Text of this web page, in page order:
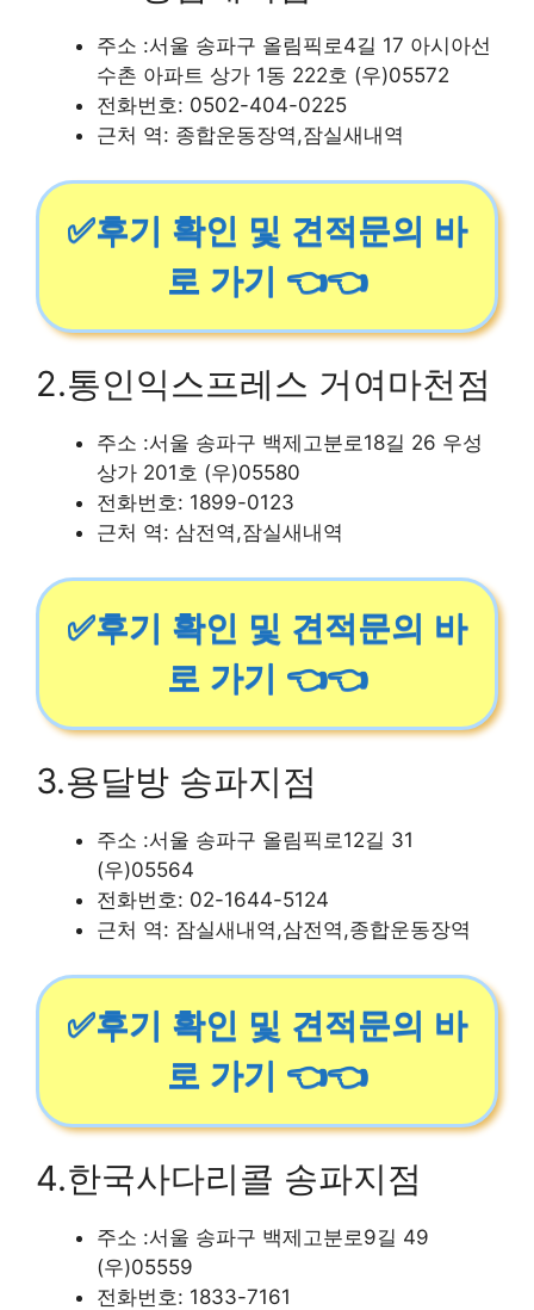
주소 :서울 송파구 올림픽로4길 17 아시아선
수촌 아파트 상가 1동 222호 (우)05572
전화번호: 0502-404-0225
근처 역: 종합운동장역,잠실새내역
✅후기 확인 및 견적문의 바
로 가기 👈👈
2.통인익스프레스 거여마천점
주소 :서울 송파구 백제고분로18길 26 우성
상가 201호 (우)05580
전화번호: 1899-0123
근처 역: 삼전역,잠실새내역
✅후기 확인 및 견적문의 바
로 가기 👈👈
3.용달방 송파지점
주소 :서울 송파구 올림픽로12길 31
(우)05564
전화번호: 02-1644-5124
근처 역: 잠실새내역,삼전역,종합운동장역
✅후기 확인 및 견적문의 바
로 가기 👈👈
4.한국사다리콜 송파지점
주소 :서울 송파구 백제고분로9길 49
(우)05559
전화번호: 1833-7161